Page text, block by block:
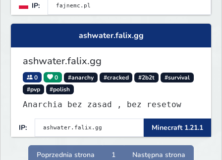
IP:
ashwater.falix.gg
ashwater.falix.gg
0 0 #anarchy #cracked #2b2t
#survival
#pvp
#polish
Anarchia bez zasad , bez resetow
IP: Minecraft 1.21.1
Poprzednia strona 1 Następna strona